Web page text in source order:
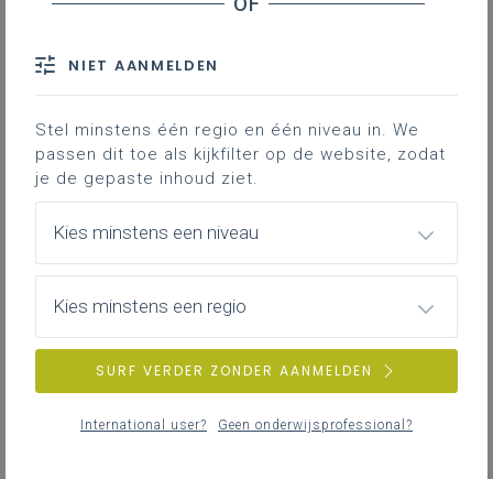
Bij het voeren van een bewegingsbeleid neem
je best de volgende stappen:
van ‘het bewegen’ en ‘het bewegend
leren’;
Maak de positie van de leraar lichamelijke
opvoeding als volwaardige partner binnen
opvoeding, ook bij het aanwenden van het
lestijdenpakket (zie waarborgregeling
Deel leerlingengroepen verantwoord in
om veilig, zinvol en renderend bewegen
NIET AANMELDEN
Stel minstens één regio en één niveau in. We
passen dit toe als kijkfilter op de website, zodat
je de gepaste inhoud ziet.
Kies minstens een niveau
Kies minstens een regio
SURF VERDER ZONDER AANMELDEN
International user? Geen onderwijsprofessional?